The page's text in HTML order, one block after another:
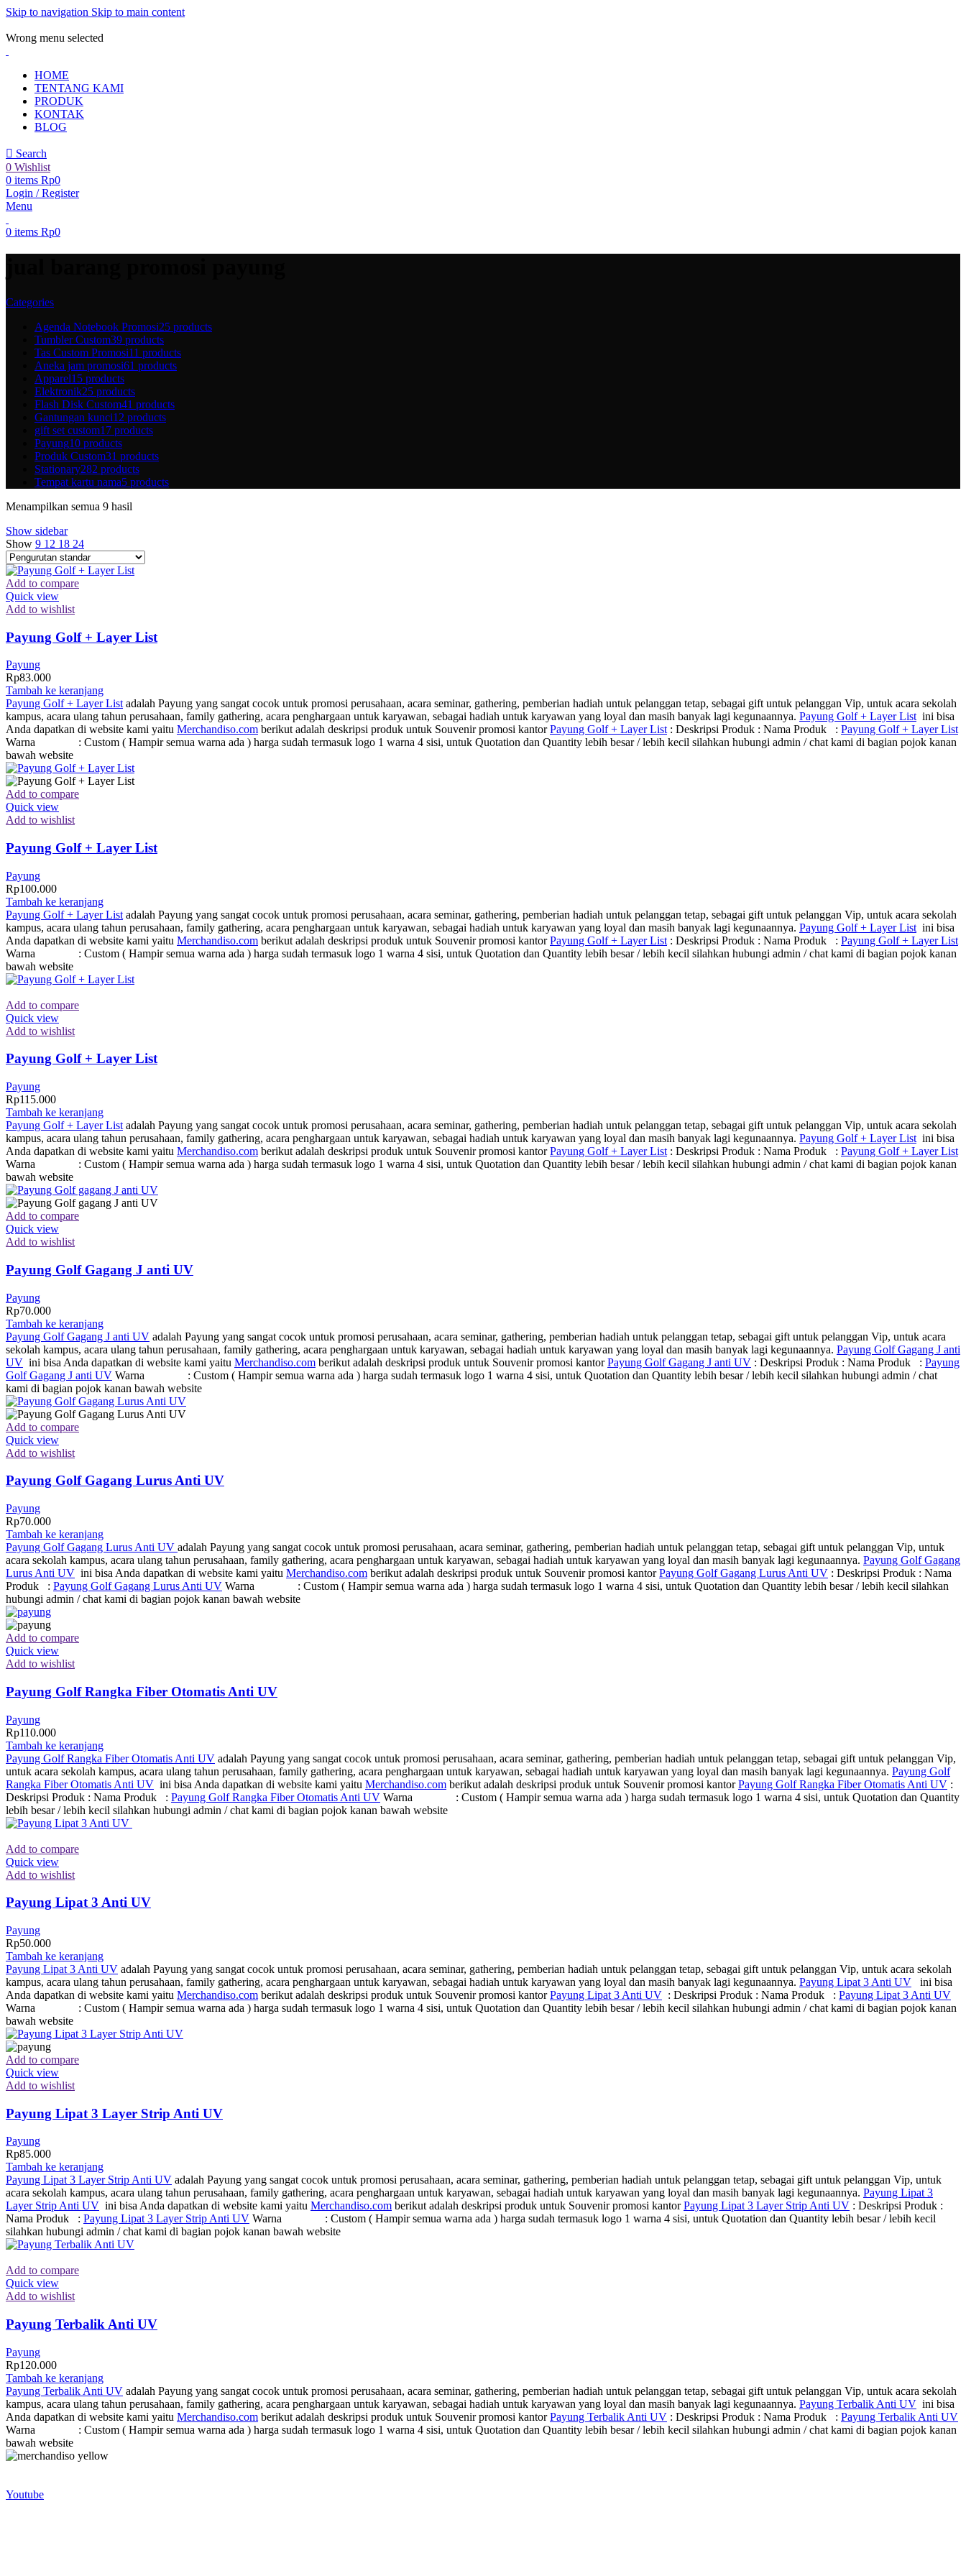
Skip to navigation Skip to main content
Wrong menu selected
HOME
TENTANG KAMI
PRODUK
KONTAK
BLOG
Search
0 Wishlist
0 items Rp0
Login / Register
Menu
0 items Rp0
Categories
Agenda Notebook Promosi25 products
Tumbler Custom39 products
Tas Custom Promosi11 products
Aneka jam promosi61 products
Apparel15 products
Elektronik25 products
Flash Disk Custom41 products
Gantungan kunci12 products
gift set custom17 products
Payung10 products
Produk Custom31 products
Stationary282 products
Tempat kartu nama5 products
Menampilkan semua 9 hasil
Show sidebar
Show 9 12 18 24
Add to compare
Quick view
Add to wishlist
Payung Golf + Layer List
Payung
Rp83.000
Tambah ke keranjang
Payung Golf + Layer List adalah Payung yang sangat cocok untuk promosi perusahaan, acara seminar, gathering, pemberian hadiah untuk pelanggan tetap, sebagai gift untuk pelanggan Vip, untuk acara sekolah
kampus, acara ulang tahun perusahaan, family gathering, acara penghargaan untuk karyawan, sebagai hadiah untuk karyawan yang loyal dan masih banyak lagi kegunaannya. Payung Golf + Layer List ini bisa
Anda dapatkan di website kami yaitu Merchandiso.com berikut adalah deskripsi produk untuk Souvenir promosi kantorPayung Golf + Layer List : Deskripsi Produk : Nama Produk : Payung Golf + Layer List
Warna : Custom ( Hampir semua warna ada ) harga sudah termasuk logo 1 warna 4 sisi, untuk Quotation dan Quantity lebih besar / lebih kecil silahkan hubungi admin / chat kami di bagian pojok kanan
bawah website
Add to compare
Quick view
Add to wishlist
Payung Golf + Layer List
Payung
Rp100.000
Tambah ke keranjang
Payung Golf + Layer List adalah Payung yang sangat cocok untuk promosi perusahaan, acara seminar, gathering, pemberian hadiah untuk pelanggan tetap, sebagai gift untuk pelanggan Vip, untuk acara sekolah
kampus, acara ulang tahun perusahaan, family gathering, acara penghargaan untuk karyawan, sebagai hadiah untuk karyawan yang loyal dan masih banyak lagi kegunaannya. Payung Golf + Layer List ini bisa
Anda dapatkan di website kami yaitu Merchandiso.com berikut adalah deskripsi produk untuk Souvenir promosi kantorPayung Golf + Layer List : Deskripsi Produk : Nama Produk : Payung Golf + Layer List
Warna : Custom ( Hampir semua warna ada ) harga sudah termasuk logo 1 warna 4 sisi, untuk Quotation dan Quantity lebih besar / lebih kecil silahkan hubungi admin / chat kami di bagian pojok kanan
bawah website
Add to compare
Quick view
Add to wishlist
Payung Golf + Layer List
Payung
Rp115.000
Tambah ke keranjang
Payung Golf + Layer List adalah Payung yang sangat cocok untuk promosi perusahaan, acara seminar, gathering, pemberian hadiah untuk pelanggan tetap, sebagai gift untuk pelanggan Vip, untuk acara sekolah
kampus, acara ulang tahun perusahaan, family gathering, acara penghargaan untuk karyawan, sebagai hadiah untuk karyawan yang loyal dan masih banyak lagi kegunaannya. Payung Golf + Layer List ini bisa
Anda dapatkan di website kami yaitu Merchandiso.com berikut adalah deskripsi produk untuk Souvenir promosi kantorPayung Golf + Layer List : Deskripsi Produk : Nama Produk : Payung Golf + Layer List
Warna : Custom ( Hampir semua warna ada ) harga sudah termasuk logo 1 warna 4 sisi, untuk Quotation dan Quantity lebih besar / lebih kecil silahkan hubungi admin / chat kami di bagian pojok kanan
bawah website
Add to compare
Quick view
Add to wishlist
Payung Golf Gagang J anti UV
Payung
Rp70.000
Tambah ke keranjang
Payung Golf Gagang J anti UV adalah Payung yang sangat cocok untuk promosi perusahaan, acara seminar, gathering, pemberian hadiah untuk pelanggan tetap, sebagai gift untuk pelanggan Vip, untuk acara
sekolah kampus, acara ulang tahun perusahaan, family gathering, acara penghargaan untuk karyawan, sebagai hadiah untuk karyawan yang loyal dan masih banyak lagi kegunaannya. Payung Golf Gagang J anti
UV ini bisa Anda dapatkan di website kami yaitu Merchandiso.com berikut adalah deskripsi produk untuk Souvenir promosi kantorPayung Golf Gagang J anti UV : Deskripsi Produk : Nama Produk : Payung
Golf Gagang J anti UV Warna : Custom ( Hampir semua warna ada ) harga sudah termasuk logo 1 warna 4 sisi, untuk Quotation dan Quantity lebih besar / lebih kecil silahkan hubungi admin / chat
kami di bagian pojok kanan bawah website
Add to compare
Quick view
Add to wishlist
Payung Golf Gagang Lurus Anti UV
Payung
Rp70.000
Tambah ke keranjang
Payung Golf Gagang Lurus Anti UV adalah Payung yang sangat cocok untuk promosi perusahaan, acara seminar, gathering, pemberian hadiah untuk pelanggan tetap, sebagai gift untuk pelanggan Vip, untuk
acara sekolah kampus, acara ulang tahun perusahaan, family gathering, acara penghargaan untuk karyawan, sebagai hadiah untuk karyawan yang loyal dan masih banyak lagi kegunaannya. Payung Golf Gagang
Lurus Anti UV ini bisa Anda dapatkan di website kami yaitu Merchandiso.com berikut adalah deskripsi produk untuk Souvenir promosi kantorPayung Golf Gagang Lurus Anti UV : Deskripsi Produk : Nama
Produk : Payung Golf Gagang Lurus Anti UV Warna : Custom ( Hampir semua warna ada ) harga sudah termasuk logo 1 warna 4 sisi, untuk Quotation dan Quantity lebih besar / lebih kecil silahkan
hubungi admin / chat kami di bagian pojok kanan bawah website
Add to compare
Quick view
Add to wishlist
Payung Golf Rangka Fiber Otomatis Anti UV
Payung
Rp110.000
Tambah ke keranjang
Payung Golf Rangka Fiber Otomatis Anti UV adalah Payung yang sangat cocok untuk promosi perusahaan, acara seminar, gathering, pemberian hadiah untuk pelanggan tetap, sebagai gift untuk pelanggan Vip,
untuk acara sekolah kampus, acara ulang tahun perusahaan, family gathering, acara penghargaan untuk karyawan, sebagai hadiah untuk karyawan yang loyal dan masih banyak lagi kegunaannya. Payung Golf
Rangka Fiber Otomatis Anti UV ini bisa Anda dapatkan di website kami yaitu Merchandiso.com berikut adalah deskripsi produk untuk Souvenir promosi kantorPayung Golf Rangka Fiber Otomatis Anti UV :
Deskripsi Produk : Nama Produk : Payung Golf Rangka Fiber Otomatis Anti UV Warna : Custom ( Hampir semua warna ada ) harga sudah termasuk logo 1 warna 4 sisi, untuk Quotation dan Quantity
lebih besar / lebih kecil silahkan hubungi admin / chat kami di bagian pojok kanan bawah website
Add to compare
Quick view
Add to wishlist
Payung Lipat 3 Anti UV
Payung
Rp50.000
Tambah ke keranjang
Payung Lipat 3 Anti UV adalah Payung yang sangat cocok untuk promosi perusahaan, acara seminar, gathering, pemberian hadiah untuk pelanggan tetap, sebagai gift untuk pelanggan Vip, untuk acara sekolah
kampus, acara ulang tahun perusahaan, family gathering, acara penghargaan untuk karyawan, sebagai hadiah untuk karyawan yang loyal dan masih banyak lagi kegunaannya. Payung Lipat 3 Anti UV ini bisa
Anda dapatkan di website kami yaitu Merchandiso.com berikut adalah deskripsi produk untuk Souvenir promosi kantorPayung Lipat 3 Anti UV : Deskripsi Produk : Nama Produk : Payung Lipat 3 Anti UV
Warna : Custom ( Hampir semua warna ada ) harga sudah termasuk logo 1 warna 4 sisi, untuk Quotation dan Quantity lebih besar / lebih kecil silahkan hubungi admin / chat kami di bagian pojok kanan
bawah website
Add to compare
Quick view
Add to wishlist
Payung Lipat 3 Layer Strip Anti UV
Payung
Rp85.000
Tambah ke keranjang
Payung Lipat 3 Layer Strip Anti UV adalah Payung yang sangat cocok untuk promosi perusahaan, acara seminar, gathering, pemberian hadiah untuk pelanggan tetap, sebagai gift untuk pelanggan Vip, untuk
acara sekolah kampus, acara ulang tahun perusahaan, family gathering, acara penghargaan untuk karyawan, sebagai hadiah untuk karyawan yang loyal dan masih banyak lagi kegunaannya. Payung Lipat 3
Layer Strip Anti UV ini bisa Anda dapatkan di website kami yaitu Merchandiso.com berikut adalah deskripsi produk untuk Souvenir promosi kantorPayung Lipat 3 Layer Strip Anti UV : Deskripsi Produk :
Nama Produk : Payung Lipat 3 Layer Strip Anti UV Warna : Custom ( Hampir semua warna ada ) harga sudah termasuk logo 1 warna 4 sisi, untuk Quotation dan Quantity lebih besar / lebih kecil
silahkan hubungi admin / chat kami di bagian pojok kanan bawah website
Add to compare
Quick view
Add to wishlist
Payung Terbalik Anti UV
Payung
Rp120.000
Tambah ke keranjang
Payung Terbalik Anti UV adalah Payung yang sangat cocok untuk promosi perusahaan, acara seminar, gathering, pemberian hadiah untuk pelanggan tetap, sebagai gift untuk pelanggan Vip, untuk acara sekolah
kampus, acara ulang tahun perusahaan, family gathering, acara penghargaan untuk karyawan, sebagai hadiah untuk karyawan yang loyal dan masih banyak lagi kegunaannya. Payung Terbalik Anti UV ini bisa
Anda dapatkan di website kami yaitu Merchandiso.com berikut adalah deskripsi produk untuk Souvenir promosi kantorPayung Terbalik Anti UV : Deskripsi Produk : Nama Produk : Payung Terbalik Anti UV
Warna : Custom ( Hampir semua warna ada ) harga sudah termasuk logo 1 warna 4 sisi, untuk Quotation dan Quantity lebih besar / lebih kecil silahkan hubungi admin / chat kami di bagian pojok kanan
bawah website
Youtube